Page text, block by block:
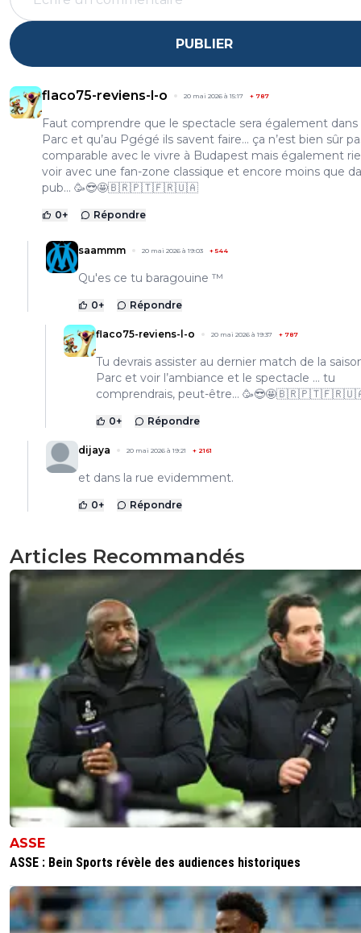
PUBLIER
flaco75-reviens-l-o 20 mai 2026 à 15:17 + 787
Faut comprendre que le spectacle sera également dans
Parc et qu’au Pgégé ils savent faire… ça n’est bien sûr
comparable avec le vivre à Budapest mais également
voir avec une fan-zone classique et encore moins que
pub… 🥳😎🤩🇧🇷🇵🇹🇫🇷🇺🇦
0+ Répondre
saammm 20 mai 2026 à 19:03 +544
Qu'es ce tu baragouine ™
0+ Répondre
flaco75-reviens-l-o 20 mai 2026 à 19:37 + 787
Tu devrais assister au dernier match de la
Parc et voir l’ambiance et le spectacle … tu
comprendrais, peut-être…
0+ Répondre
dijaya 20 mai 2026 à 19:21 + 2161
et dans la rue evidemment.
0+ Répondre
Articles Recommandés
ASSE
ASSE : Bein Sports révèle des audiences historiques